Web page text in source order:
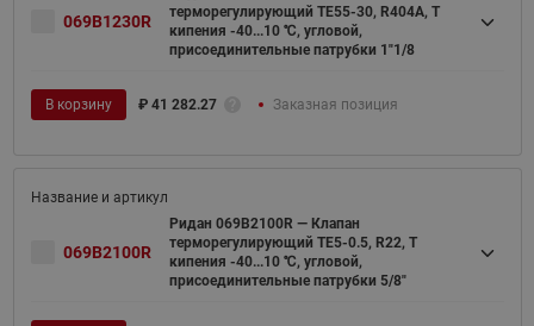
069B1230R
терморегулирующий TE55-30, R404A, T
кипения -40...10 ℃, угловой,
присоединительные патрубки 1"1/8
В корзину ₽ 41 282.27 Заказная позиция
069B2100R
Ридан 069B2100R — Клапан
терморегулирующий TE5-0.5, R22, T
кипения -40...10 ℃, угловой,
присоединительные патрубки 5/8"